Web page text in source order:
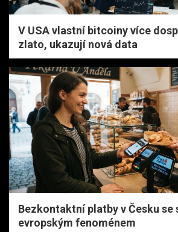
V USA vlastní bitcoiny více
zlato, ukazují nová data
Bezkontaktní platby v Česku se
evropským fenoménem